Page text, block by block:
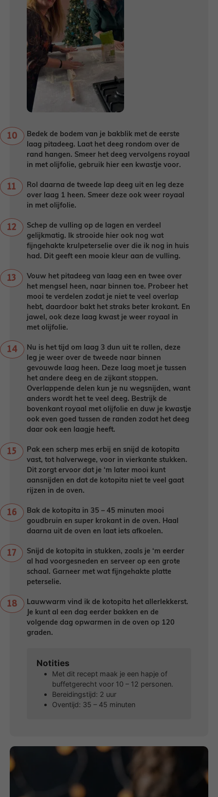
Bedek de bodem van je bakblik met de eerste
laag pitadeeg. Laat het deeg rondom over de
rand hangen. Smeer het deeg vervolgens royaal
in met olijfolie, gebruik hier een kwastje voor.
Rol daarna de tweede lap deeg uit en leg deze
over laag 1 heen. Smeer deze ook weer royaal
in met olijfolie.
Schep de vulling op de lagen en verdeel
gelijkmatig. Ik strooide hier ook nog wat
fijngehakte krulpeterselie over die ik nog in huis
had. Dit geeft een mooie kleur aan de vulling.
Vouw het pitadeeg van laag een en twee over
het mengsel heen, naar binnen toe. Probeer het
mooi te verdelen zodat je niet te veel overlap
hebt, daardoor bakt het straks beter krokant. En
jawel, ook deze laag kwast je weer royaal in
met olijfolie.
Nu is het tijd om laag 3 dun uit te rollen, deze
leg je weer over de tweede naar binnen
gevouwde laag heen. Deze laag moet je tussen
het andere deeg en de zijkant stoppen.
Overlappende delen kun je nu wegsnijden, want
anders wordt het te veel deeg. Bestrijk de
bovenkant royaal met olijfolie en duw je kwastje
ook even goed tussen de randen zodat het deeg
daar ook een laagje heeft.
Pak een scherp mes erbij en snijd de kotopita
vast, tot halverwege, voor in vierkante stukken.
Dit zorgt ervoor dat je ‘m later mooi kunt
aansnijden en dat de kotopita niet te veel gaat
rijzen in de oven.
Bak de kotopita in 35 – 45 minuten mooi
goudbruin en super krokant in de oven. Haal
daarna uit de oven en laat iets afkoelen.
Snijd de kotopita in stukken, zoals je ‘m eerder
al had voorgesneden en serveer op een grote
schaal. Garneer met wat fijngehakte platte
peterselie.
Lauwwarm vind ik de kotopita het allerlekkerst.
Je kunt al een dag eerder bakken en de
volgende dag opwarmen in de oven op 120
graden.
Notities
Met dit recept maak je een hapje of
buffetgerecht voor 10 – 12 personen.
Bereidingstijd: 2 uur
Oventijd: 35 – 45 minuten